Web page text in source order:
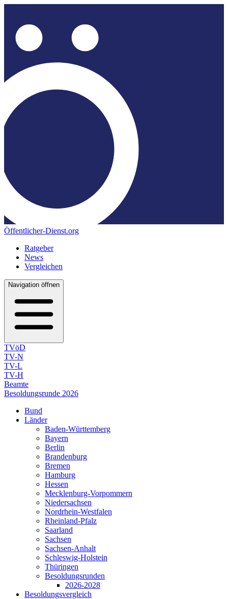
Öffentlicher-Dienst.org
Ratgeber
News
Vergleichen
Navigation öffnen
TVöD
TV-N
TV-L
TV-H
Beamte
Besoldungsrunde 2026
Bund
Länder
Baden-Württemberg
Bayern
Berlin
Brandenburg
Bremen
Hamburg
Hessen
Mecklenburg-Vorpommern
Niedersachsen
Nordrhein-Westfalen
Rheinland-Pfalz
Saarland
Sachsen
Sachsen-Anhalt
Schleswig-Holstein
Thüringen
Besoldungsrunden
2026-2028
Besoldungsvergleich